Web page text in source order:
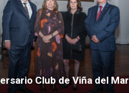
Club de Viña del Mar